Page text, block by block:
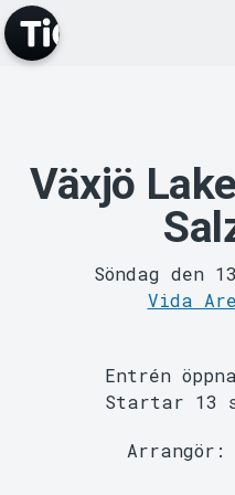
Växjö
Söndag den
Vida
Entrén
Startar 13
Arrangör: